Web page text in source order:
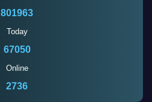
801963
Today
67050
Online
2736